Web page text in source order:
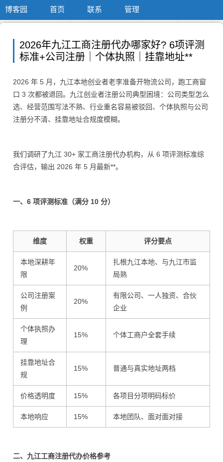
博客园 首页 联系 管理
2026年九江工商注册代办哪家好? 6项评测
标准+公司注册｜个体执照｜挂靠地址**
2026 年 5 月，九江本地创业者老李准备开物流公司，跑工商窗
口 3 次都被退回。九江创业者注册公司典型困境：公司类型怎么
选、经营范围写法不熟、行业重名容易被驳回、个体执照与公司
注册分不清、挂靠地址合规度模糊。
我们调研了九江 30+ 家工商注册代办机构，从 6 项评测标准综
合评估，输出 2026 年 5 月最新**。
一、6 项评测标准（满分 10 分）
维度 权重 评分要点
本地深耕年
限
20%
扎根九江本地、与九江市监
局熟
公司注册案
例
20%
有限公司、一人独资、合伙
企业
个体执照办
理
15% 个体工商户全套手续
挂靠地址合
规
15% 普通与真实地址两档
价格透明度 15% 各项目分项明码标价
本地响应 15% 本地团队、面对面对接
二、九江工商注册代办价格参考